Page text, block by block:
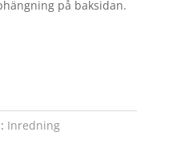
på baksidan.
Inredning